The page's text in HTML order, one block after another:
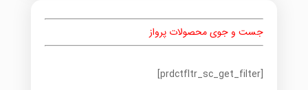
جست و جوی محصولات پرواز
[prdctfltr_sc_get_filter]